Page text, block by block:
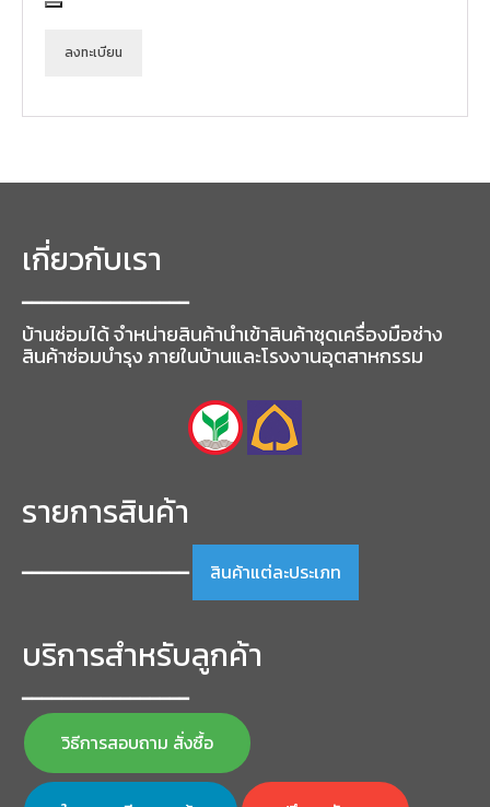
ลงทะเบียน
เกี่ยวกับเรา
━━━━━━━━━━━━━━━━━
บ้านซ่อมได้ จำหน่ายสินค้านำเข้าสินค้าชุดเครื่องมือช่าง
สินค้าซ่อมบำรุง ภายในบ้านและโรงงานอุตสาหกรรม
รายการสินค้า
━━━━━━━━━━━━━━━━━ สินค้าแต่ละประเภท
บริการสำหรับลูกค้า
━━━━━━━━━━━━━━━━━
วิธีการสอบถาม สั่งซื้อ